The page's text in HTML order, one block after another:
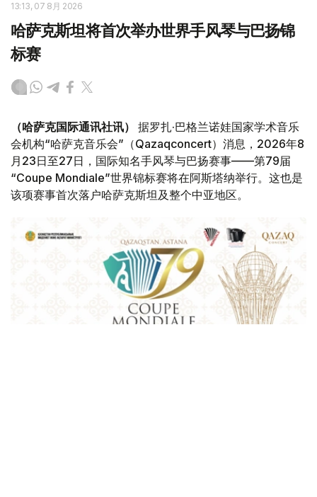
13:13, 07 8月 2026
哈萨克斯坦将首次举办世界手风琴与巴扬锦
标赛
（哈萨克国际通讯社讯）
据罗扎·巴格兰诺娃国家学术音乐
会机构“哈萨克音乐会”（Qazaqconcert）消息，2026年8
月23日至27日，国际知名手风琴与巴扬赛事——第79届
“Coupe Mondiale”世界锦标赛将在阿斯塔纳举行。这也是
该项赛事首次落户哈萨克斯坦及整个中亚地区。